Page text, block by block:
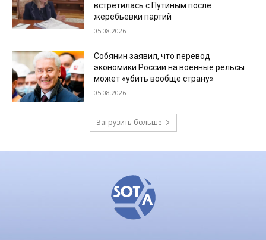
встретилась с Путиным после
жеребьевки партий
05.08.2026
Собянин заявил, что перевод
экономики России на военные рельсы
может «убить вообще страну»
05.08.2026
Загрузить больше